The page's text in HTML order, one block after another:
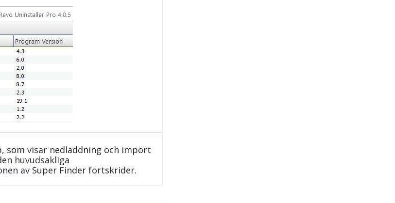
som visar nedladdning och import
huvudsakliga
av Super Finder fortskrider.